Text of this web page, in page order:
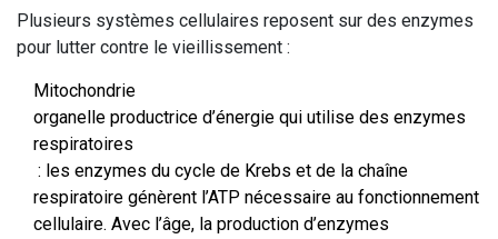
Plusieurs systèmes cellulaires reposent sur des enzymes
pour lutter contre le vieillissement :
Mitochondrie
organelle productrice d’énergie qui utilise des enzymes
respiratoires
: les enzymes du cycle de Krebs et de la chaîne
respiratoire génèrent l’ATP nécessaire au fonctionnement
cellulaire. Avec l’âge, la production d’enzymes